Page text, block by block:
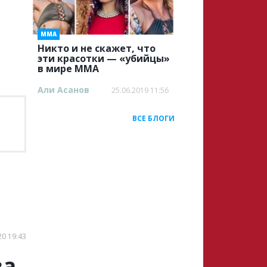
Никто и не скажет, что
эти красотки — «убийцы»
в мире ММА
ММА
Али Асанов 25.06.2019 11:56
ВСЕ БЛОГИ
19:43